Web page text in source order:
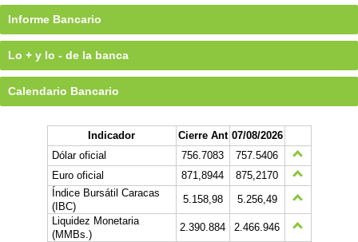
Informe Bancario
Lo + y lo - de la banca
Calendario Bancario
Indicador Cierre Ant 07/08/2026
Dólar oficial
756.7083
757.5406
Euro oficial
871,8944
875,2170
Índice Bursátil Caracas
(IBC)
5.158,98
5.256,49
Liquidez Monetaria
(MMBs.)
2.390.884
2.466.946